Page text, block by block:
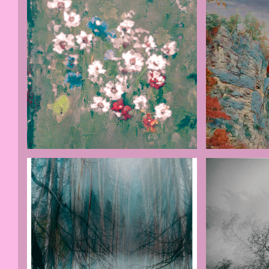
canvas-1 landschap-